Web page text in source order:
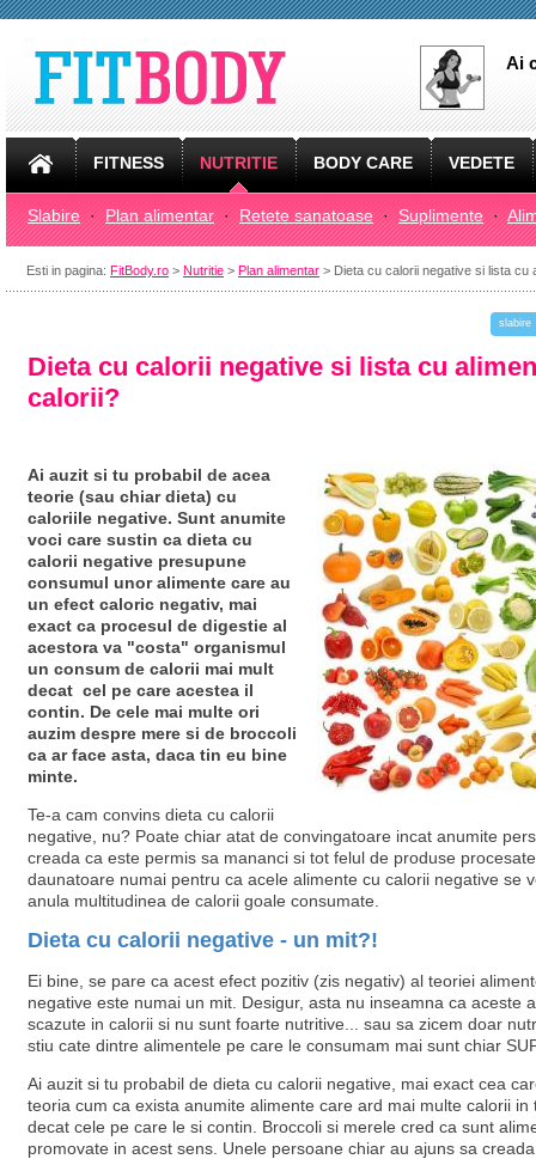
Ai
FITNESS NUTRITIE BODY CARE VEDETE
Slabire · Plan alimentar · Retete sanatoase · Suplimente ·
Esti in pagina: FitBody.ro > Nutritie > Plan alimentar > Dieta cu calorii negative si lista cu
slabire
Dieta cu calorii negative si lista cu
calorii?
Ai auzit si tu probabil de acea
teorie (sau chiar dieta) cu
caloriile negative. Sunt anumite
voci care sustin ca dieta cu
calorii negative presupune
consumul unor alimente care au
un efect caloric negativ, mai
exact ca procesul de digestie al
acestora va "costa" organismul
un consum de calorii mai mult
decat cel pe care acestea il
contin. De cele mai multe ori
auzim despre mere si de broccoli
ca ar face asta, daca tin eu bine
minte.
Te-a cam convins dieta cu calorii
negative, nu? Poate chiar atat de convingatoare incat anumite
creada ca este permis sa mananci si tot felul de produse
daunatoare numai pentru ca acele alimente cu calorii negative se
anula multitudinea de calorii goale consumate.
Dieta cu calorii negative - un mit?!
Ei bine, se pare ca acest efect pozitiv (zis negativ) al teoriei
negative este numai un mit. Desigur, asta nu inseamna ca aceste
scazute in calorii si nu sunt foarte nutritive... sau sa zicem doar
stiu cate dintre alimentele pe care le consumam mai sunt chiar
Ai auzit si tu probabil de dieta cu calorii negative, mai exact cea
teoria cum ca exista anumite alimente care ard mai multe calorii in
decat cele pe care le si contin. Broccoli si merele cred ca sunt
promovate in acest sens. Unele persoane chiar au ajuns sa